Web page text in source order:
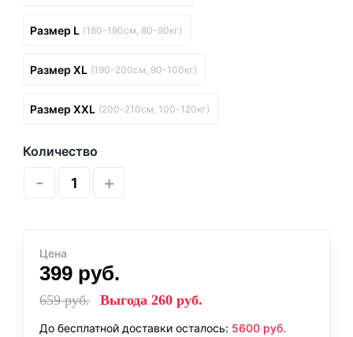
Размер L (180-190см, 80-90кг)
Размер XL (190-200см, 90-100кг)
Размер XXL (200-210см, 100-120кг)
Количество
- +
Цена
399 руб.
659руб. Выгода 260 руб.
До бесплатной доставки осталось: 5600 руб.